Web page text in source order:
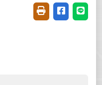
友善列印(開新視
分享至臉書
分享